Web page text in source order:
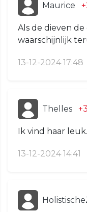
Maurice
Als de dieven
waarschijnlijk
13-12-2024 17:48
Thelles
Ik vind haar
13-12-2024 14:41